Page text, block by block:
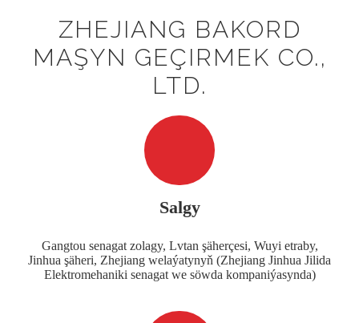
ZHEJIANG BAKORD
MAŞYN GEÇIRMEK CO.,
LTD.
Salgy
Gangtou senagat zolagy, Lvtan şäherçesi, Wuyi etraby,
Jinhua şäheri, Zhejiang welaýatynyň (Zhejiang Jinhua Jilida
Elektromehaniki senagat we söwda kompaniýasynda)